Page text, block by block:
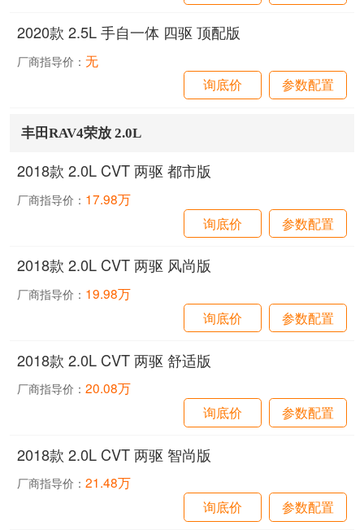
2020款 2.5L 手自一体 四驱 顶配版
厂商指导价：无
询底价
参数配置
丰田RAV4荣放 2.0L
2018款 2.0L CVT 两驱 都市版
厂商指导价： 17.98万
询底价
参数配置
2018款 2.0L CVT 两驱 风尚版
厂商指导价： 19.98万
询底价
参数配置
2018款 2.0L CVT 两驱 舒适版
厂商指导价：20.08万
询底价
参数配置
2018款 2.0L CVT 两驱 智尚版
厂商指导价：21.48万
询底价
参数配置